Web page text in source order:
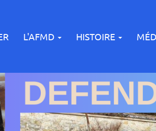
L'AFMD HISTOIRE